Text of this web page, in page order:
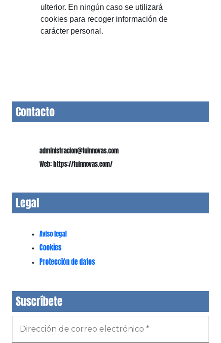
ulterior. En ningún caso se utilizará
cookies para recoger información de
carácter personal.
Contacto
administracion@tuinnovas.com
Web: https://tuinnovas.com/
Legal
Aviso legal
Cookies
Protección de datos
Suscríbete